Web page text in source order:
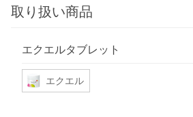
取り扱い商品
エクエルタブレット
エクエル